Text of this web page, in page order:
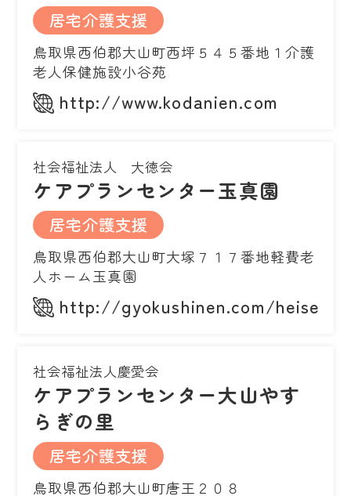
居宅介護支援
鳥取県西伯郡大山町西坪５４５番地１介護
老人保健施設小谷苑
http://www.kodanien.com
社会福祉法人 大徳会
ケアプランセンター玉真園
居宅介護支援
鳥取県西伯郡大山町大塚７１７番地軽費老
人ホーム玉真園
http://gyokushinen.com/heisetu/
社会福祉法人慶愛会
ケアプランセンター大山やす
らぎの里
居宅介護支援
鳥取県西伯郡大山町唐王２０８